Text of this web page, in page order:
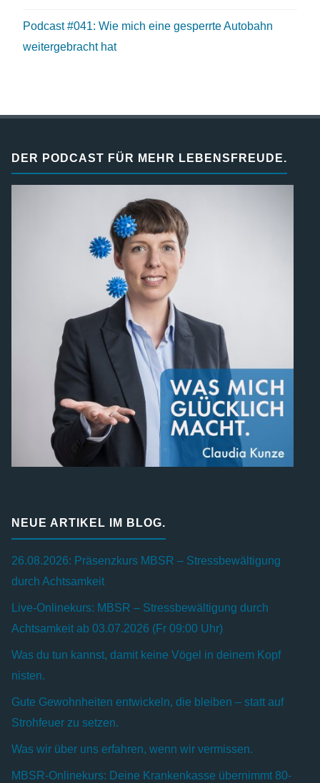
Podcast #041: Wie mich eine gesperrte Autobahn
weitergebracht hat
DER PODCAST FÜR MEHR LEBENSFREUDE.
NEUE ARTIKEL IM BLOG.
26.08.2026: Präsenzkurs MBSR – Stressbewältigung
durch Achtsamkeit
Live-Onlinekurs: MBSR – Stressbewältigung durch
Achtsamkeit ab 03.07.2026 (Fr 09:00 Uhr)
Was du tun kannst, damit keine Vögel in deinem Kopf
nisten.
Gute Gewohnheiten entwickeln, die bleiben – statt auf
Strohfeuer zu setzen.
Was wir über uns erfahren, wenn wir vermissen.
MBSR-Onlinekurs: Deine Krankenkasse übernimmt 80-